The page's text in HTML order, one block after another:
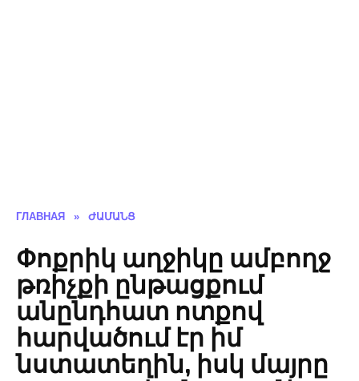
ГЛАВНАЯ » ԺԱՄԱՆՑ
Փոքրիկ աղջիկը ամբողջ
թռիչքի ընթացքում
անընդհատ ոտքով
հարվածում էր իմ
նստատեղին, իսկ մայրը